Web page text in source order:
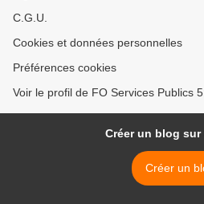
C.G.U.
Cookies et données personnelles
Préférences cookies
Voir le profil de FO Services Publics
Créer un blog sur
Créer un